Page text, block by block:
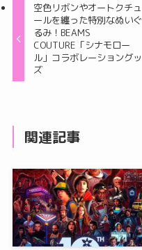
空色リボンやオートクチュ
ールを纏った特別なぬいぐ
るみ！BEAMS
COUTURE「シナモロー
ル」コラボレーショングッ
ズ
関連記事